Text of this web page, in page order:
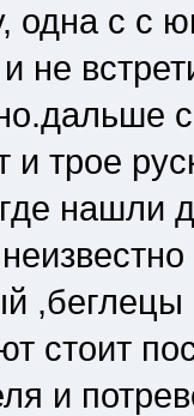
одна с с
не
и трое
нашли
,беглецы
стоит
и